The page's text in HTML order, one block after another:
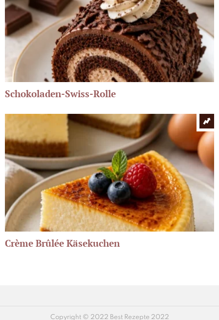
Schokoladen-Swiss-Rolle
Crème Brûlée Käsekuchen
Copyright © 2022 Best Rezepte 2022